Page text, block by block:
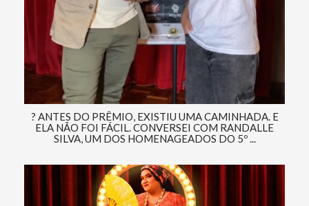
? ANTES DO PRÊMIO, EXISTIU UMA CAMINHADA. E
ELA NÃO FOI FÁCIL. CONVERSEI COM RANDALLE
SILVA, UM DOS HOMENAGEADOS DO 5º ...